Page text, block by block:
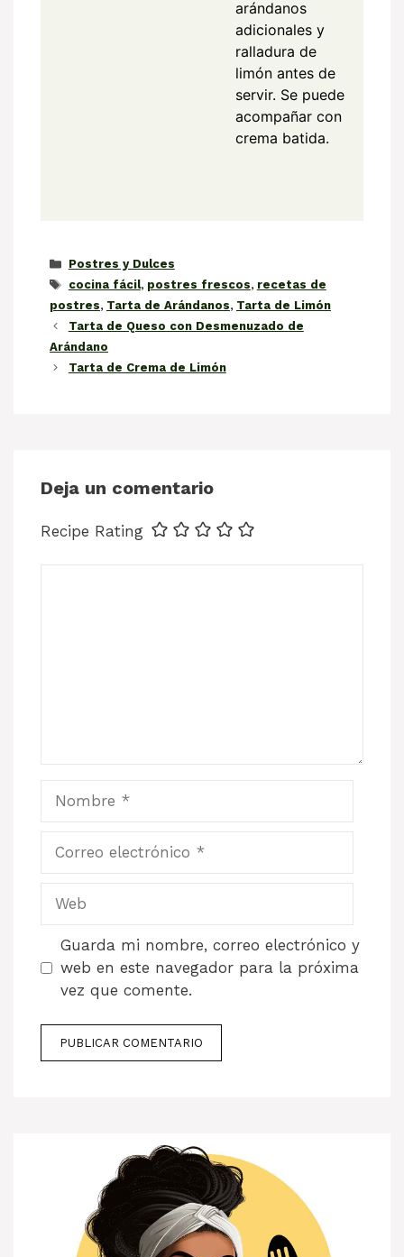
arándanos
adicionales y
ralladura de
limón antes de
servir. Se puede
acompañar con
crema batida.
Categorías
Postres y Dulces
Etiquetas
cocina fácil, postres frescos, recetas de
postres, Tarta de Arándanos, Tarta de Limón
Tarta de Queso con Desmenuzado de
Arándano
Tarta de Crema de Limón
Deja un comentario
Recipe Rating
electrónico
Guarda mi nombre, correo electrónico y
web en este navegador para la próxima
vez que comente.